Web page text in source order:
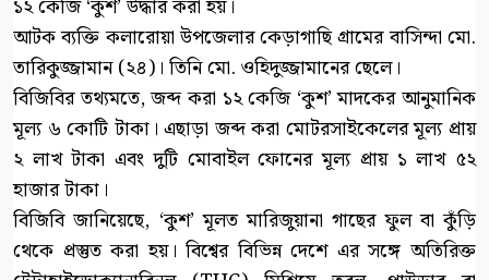
১২ কেজি ‘কুশ’ উদ্ধার করা হয়।
আটক ব্যক্তি কলারোয়া উপজেলার কেড়াগাছি গ্রামের বাসিন্দা মো.
তারিকুজ্জামান (২৪)। তিনি মো. ওহিদুজ্জামানের ছেলে।
বিজিবির তথ্যমতে, জব্দ করা ১২ কেজি ‘কুশ’ মাদকের আনুমানিক
মূল্য ৬ কোটি টাকা। এছাড়া জব্দ করা মোটরসাইকেলের মূল্য প্রায়
২ লাখ টাকা এবং দুটি মোবাইল ফোনের মূল্য প্রায় ১ লাখ ৫২
হাজার টাকা।
বিজিবি জানিয়েছে, ‘কুশ’ মূলত মারিজুয়ানা গাছের ফুল বা কুঁড়ি
থেকে প্রস্তুত করা হয়। বিশ্বের বিভিন্ন দেশে এর সঙ্গে অতিরিক্ত